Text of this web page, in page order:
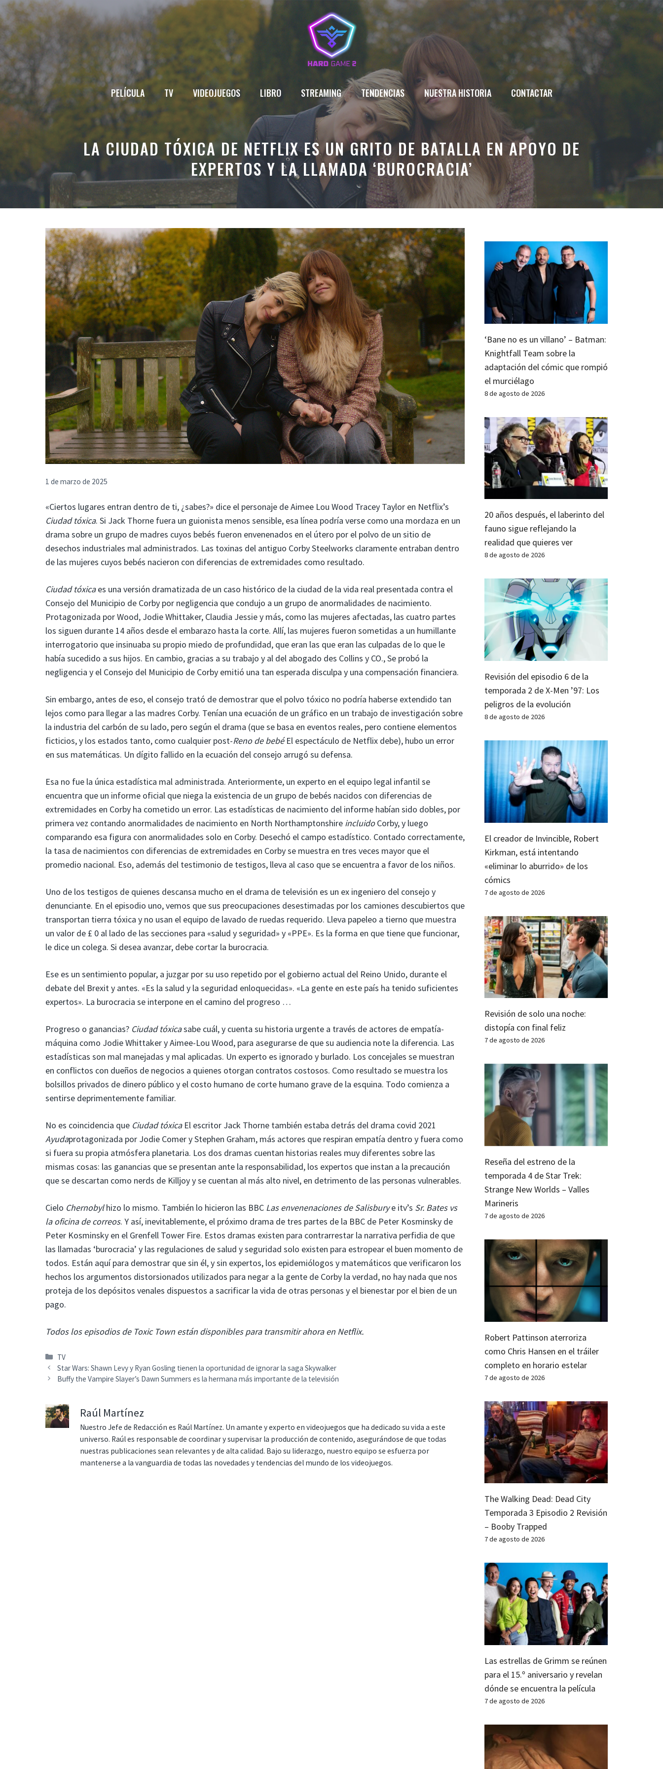
Saltar
al
contenido
PELÍCULA TV VIDEOJUEGOS LIBRO STREAMING TENDENCIAS NUESTRA HISTORIA CONTACTAR
LA CIUDAD TÓXICA DE NETFLIX ES UN GRITO DE BATALLA EN APOYO DE
EXPERTOS Y LA LLAMADA ‘BUROCRACIA’
1 de marzo de 2025
«Ciertos lugares entran dentro de ti, ¿sabes?» dice el personaje de Aimee Lou Wood Tracey Taylor en Netflix’s
Ciudad tóxica. Si Jack Thorne fuera un guionista menos sensible, esa línea podría verse como una mordaza en un
drama sobre un grupo de madres cuyos bebés fueron envenenados en el útero por el polvo de un sitio de
desechos industriales mal administrados. Las toxinas del antiguo Corby Steelworks claramente entraban dentro
de las mujeres cuyos bebés nacieron con diferencias de extremidades como resultado.
Ciudad tóxicaes una versión dramatizada de un caso histórico de la ciudad de la vida real presentada contra el
Consejo del Municipio de Corby por negligencia que condujo a un grupo de anormalidades de nacimiento.
Protagonizada por Wood, Jodie Whittaker, Claudia Jessie y más, como las mujeres afectadas, las cuatro partes
los siguen durante 14 años desde el embarazo hasta la corte. Allí, las mujeres fueron sometidas a un humillante
interrogatorio que insinuaba su propio miedo de profundidad, que eran las que eran las culpadas de lo que le
había sucedido a sus hijos. En cambio, gracias a su trabajo y al del abogado des Collins y CO., Se probó la
negligencia y el Consejo del Municipio de Corby emitió una tan esperada disculpa y una compensación financiera.
Sin embargo, antes de eso, el consejo trató de demostrar que el polvo tóxico no podría haberse extendido tan
lejos como para llegar a las madres Corby. Tenían una ecuación de un gráfico en un trabajo de investigación sobre
la industria del carbón de su lado, pero según el drama (que se basa en eventos reales, pero contiene elementos
ficticios, y los estados tanto, como cualquier post-Reno de bebéEl espectáculo de Netflix debe), hubo un error
en sus matemáticas. Un dígito fallido en la ecuación del consejo arrugó su defensa.
Esa no fue la única estadística mal administrada. Anteriormente, un experto en el equipo legal infantil se
encuentra que un informe oficial que niega la existencia de un grupo de bebés nacidos con diferencias de
extremidades en Corby ha cometido un error. Las estadísticas de nacimiento del informe habían sido dobles, por
primera vez contando anormalidades de nacimiento en North Northamptonshire incluidoCorby, y luego
comparando esa figura con anormalidades solo en Corby. Desechó el campo estadístico. Contado correctamente,
la tasa de nacimientos con diferencias de extremidades en Corby se muestra en tres veces mayor que el
promedio nacional. Eso, además del testimonio de testigos, lleva al caso que se encuentra a favor de los niños.
Uno de los testigos de quienes descansa mucho en el drama de televisión es un ex ingeniero del consejo y
denunciante. En el episodio uno, vemos que sus preocupaciones desestimadas por los camiones descubiertos que
transportan tierra tóxica y no usan el equipo de lavado de ruedas requerido. Lleva papeleo a tierno que muestra
un valor de £ 0 al lado de las secciones para «salud y seguridad» y «PPE». Es la forma en que tiene que funcionar,
le dice un colega. Si desea avanzar, debe cortar la burocracia.
Ese es un sentimiento popular, a juzgar por su uso repetido por el gobierno actual del Reino Unido, durante el
debate del Brexit y antes. «Es la salud y la seguridad enloquecidas». «La gente en este país ha tenido suficientes
expertos». La burocracia se interpone en el camino del progreso …
Progreso o ganancias? Ciudad tóxicasabe cuál, y cuenta su historia urgente a través de actores de empatía-
máquina como Jodie Whittaker y Aimee-Lou Wood, para asegurarse de que su audiencia note la diferencia. Las
estadísticas son mal manejadas y mal aplicadas. Un experto es ignorado y burlado. Los concejales se muestran
en conflictos con dueños de negocios a quienes otorgan contratos costosos. Como resultado se muestra los
bolsillos privados de dinero público y el costo humano de corte humano grave de la esquina. Todo comienza a
sentirse deprimentemente familiar.
No es coincidencia que Ciudad tóxicaEl escritor Jack Thorne también estaba detrás del drama covid 2021
Ayudaprotagonizada por Jodie Comer y Stephen Graham, más actores que respiran empatía dentro y fuera como
si fuera su propia atmósfera planetaria. Los dos dramas cuentan historias reales muy diferentes sobre las
mismas cosas: las ganancias que se presentan ante la responsabilidad, los expertos que instan a la precaución
que se descartan como nerds de Killjoy y se cuentan al más alto nivel, en detrimento de las personas vulnerables.
Cielo Chernobylhizo lo mismo. También lo hicieron las BBC Las envenenaciones de Salisburye itv’s Sr. Bates vs
la oficina de correos. Y así, inevitablemente, el próximo drama de tres partes de la BBC de Peter Kosminsky de
Peter Kosminsky en el Grenfell Tower Fire. Estos dramas existen para contrarrestar la narrativa perfidia de que
las llamadas ‘burocracia’ y las regulaciones de salud y seguridad solo existen para estropear el buen momento de
todos. Están aquí para demostrar que sin él, y sin expertos, los epidemiólogos y matemáticos que verificaron los
hechos los argumentos distorsionados utilizados para negar a la gente de Corby la verdad, no hay nada que nos
proteja de los depósitos venales dispuestos a sacrificar la vida de otras personas y el bienestar por el bien de un
pago.
Todos los episodios de Toxic Town están disponibles para transmitir ahora en Netflix.
Categorías
TV
Star Wars: Shawn Levy y Ryan Gosling tienen la oportunidad de ignorar la saga Skywalker
Buffy the Vampire Slayer’s Dawn Summers es la hermana más importante de la televisión
Raúl Martínez
Nuestro Jefe de Redacción es Raúl Martínez. Un amante y experto en videojuegos que ha dedicado su vida a este
universo. Raúl es responsable de coordinar y supervisar la producción de contenido, asegurándose de que todas
nuestras publicaciones sean relevantes y de alta calidad. Bajo su liderazgo, nuestro equipo se esfuerza por
mantenerse a la vanguardia de todas las novedades y tendencias del mundo de los videojuegos.
‘Bane no es un villano’ – Batman:
Knightfall Team sobre la
adaptación del cómic que rompió
el murciélago
8 de agosto de 2026
20 años después, el laberinto del
fauno sigue reflejando la
realidad que quieres ver
8 de agosto de 2026
Revisión del episodio 6 de la
temporada 2 de X-Men ’97: Los
peligros de la evolución
8 de agosto de 2026
El creador de Invincible, Robert
Kirkman, está intentando
«eliminar lo aburrido» de los
cómics
7 de agosto de 2026
Revisión de solo una noche:
distopía con final feliz
7 de agosto de 2026
Reseña del estreno de la
temporada 4 de Star Trek:
Strange New Worlds – Valles
Marineris
7 de agosto de 2026
Robert Pattinson aterroriza
como Chris Hansen en el tráiler
completo en horario estelar
7 de agosto de 2026
The Walking Dead: Dead City
Temporada 3 Episodio 2 Revisión
– Booby Trapped
7 de agosto de 2026
Las estrellas de Grimm se reúnen
para el 15.º aniversario y revelan
dónde se encuentra la película
7 de agosto de 2026